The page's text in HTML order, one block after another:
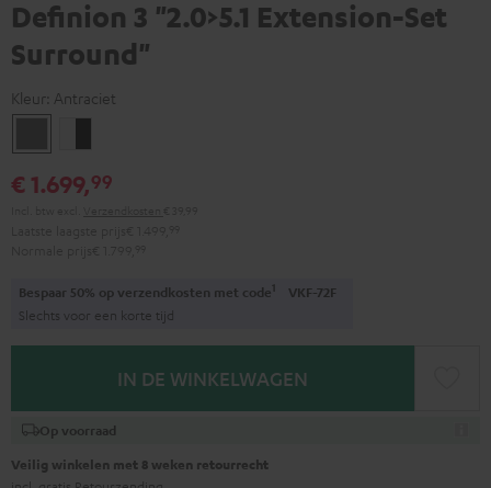
Definion 3 "2.0>5.1 Extension-Set
Surround"
Kleur: Antraciet
€ 1.699,99
Bespaar 50% op verzendkosten met code1 VKF-72F
Slechts voor een korte tijd
IN DE WINKELWAGEN
Op voorraad
Veilig winkelen met 8 weken retourrecht